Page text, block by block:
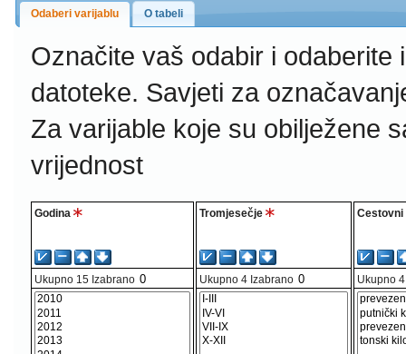
Odaberi varijablu O tabeli
Označite vaš odabir i
datoteke. Savjeti za
Za varijable koje su obilježene
vrijednost
Godina
Ukupno 15 Izabrano
Tromjesečje
Ukupno 4 Izabrano
Cestovni
Ukupno 4